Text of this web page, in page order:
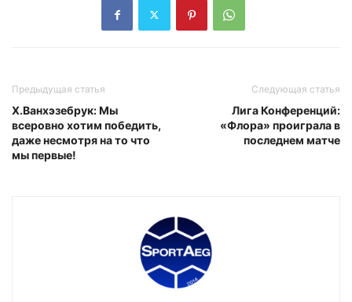
Предыдущая статья
Х.Ванхэзебрук: Мы
всеровно хотим победить,
даже несмотря на то что
мы первые!
Следующая статья
Лига Конференций:
«Флора» проиграла в
последнем матче